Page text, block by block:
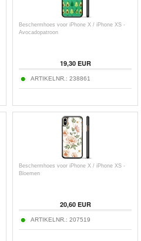
Beschermhoes voor iPhone X / iPhone XS -
Avocadopatroon
19,30EUR
ARTIKELNR.: 238861
Beschermhoes voor iPhone X / iPhone XS -
Bloemen
20,60EUR
ARTIKELNR.: 207519